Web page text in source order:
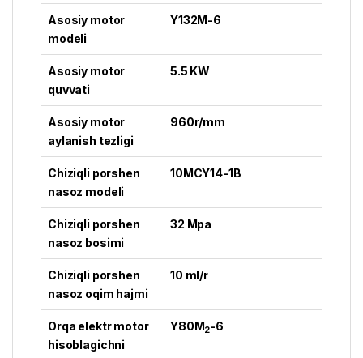
Asosiy motor
modeli
Y132M-6
Asosiy motor
quvvati
5.5 KW
Asosiy motor
aylanish tezligi
960r/mm
Chiziqli porshen
nasoz modeli
10MCY14-1B
Chiziqli porshen
nasoz bosimi
32 Mpa
Chiziqli porshen
nasoz oqim hajmi
10 ml/r
Orqa elektr motor
hisoblagichni
Y80M2-6